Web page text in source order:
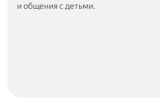
и общения с детьми.